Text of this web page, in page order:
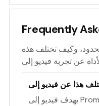
Frequently
وكيف تختلف هذه
يهدف فيديو إلى Prompt إلى prompt قوي لقطة